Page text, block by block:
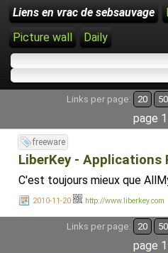
Liens en vrac de sebsauvage
Picture wall
Daily
Links per page: 20 50
page
freeware
LiberKey - Applications
C'est toujours mieux que
2010-11-20 http://www.liberkey.com
Links per page: 20 50
page